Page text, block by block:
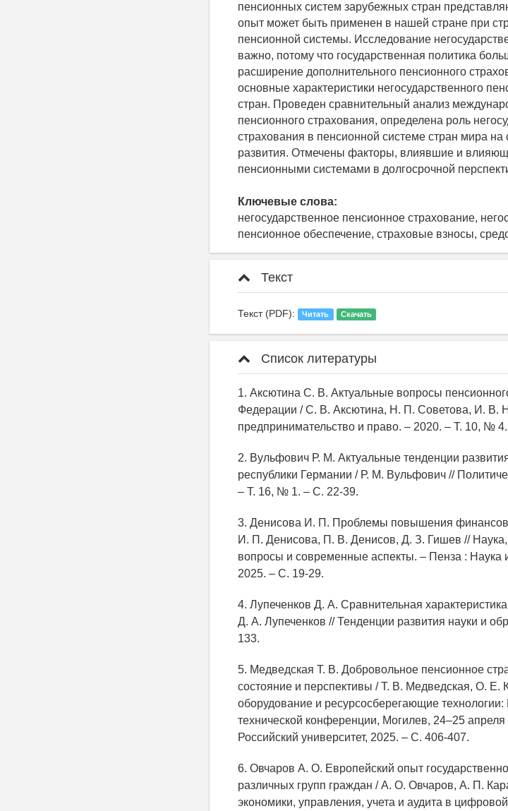
пенсионных систем зарубежных стран
опыт может быть применен в нашей стране при
пенсионной системы. Исследование
важно, потому что государственная политика
расширение дополнительного пенсионного
основные характеристики негосударственного
стран. Проведен сравнительный анализ
пенсионного страхования, определена роль
страхования в пенсионной системе стран мира
развития. Отмечены факторы, влиявшие и
пенсионными системами в долгосрочной
Ключевые слова:
негосударственное пенсионное страхование,
пенсионное обеспечение, страховые взносы,
Текст
Текст (PDF): Читать Скачать
Список литературы
1. Аксютина С. В. Актуальные вопросы
Федерации / С. В. Аксютина, Н. П. Советова, И. В.
предпринимательство и право. – 2020. – Т. 10, №
2. Вульфович Р. М. Актуальные тенденции
республики Германии / Р. М. Вульфович //
– Т. 16, № 1. – С. 22-39.
3. Денисова И. П. Проблемы повышения
И. П. Денисова, П. В. Денисов, Д. З. Гишев //
вопросы и современные аспекты. – Пенза :
2025. – С. 19-29.
4. Лупеченков Д. А. Сравнительная
Д. А. Лупеченков // Тенденции развития науки и
133.
5. Медведская Т. В. Добровольное пенсионное
состояние и перспективы / Т. В. Медведская, О. Е.
оборудование и ресурсосберегающие
технической конференции, Могилев, 24–25
Российский университет, 2025. – С. 406-407.
6. Овчаров А. О. Европейский опыт
различных групп граждан / А. О. Овчаров, А. П.
экономики, управления, учета и аудита в